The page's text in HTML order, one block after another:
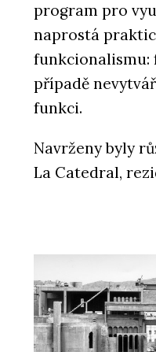
program pro
naprostá
funkcionalismu:
případě
funkci.
Navrženy byly
La Catedral,